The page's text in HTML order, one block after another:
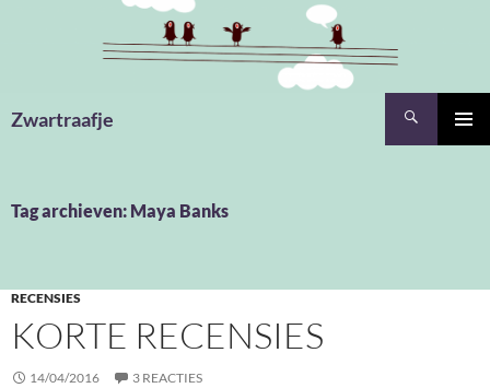
Zwartraafje
Tag archieven: Maya Banks
RECENSIES
KORTE RECENSIES
14/04/2016 3 REACTIES